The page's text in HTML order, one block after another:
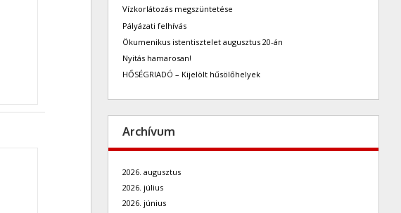
Vízkorlátozás megszüntetése
Pályázati felhívás
Ökumenikus istentisztelet augusztus 20-án
Nyitás hamarosan!
HŐSÉGRIADÓ – Kijelölt hűsölőhelyek
Archívum
2026. augusztus
2026. július
2026. június